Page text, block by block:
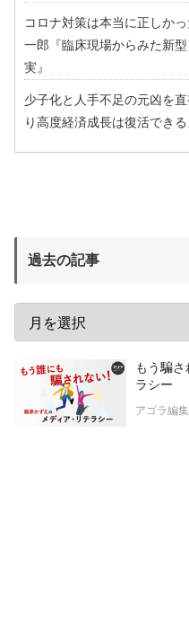
コロナ対策は本当に正しか
一郎『臨床現場からみた新
実』
少子化と人手不足の元凶を
り高度経済成長は復活できる
過去の記事
もう騙
ラシー
アゴラ編